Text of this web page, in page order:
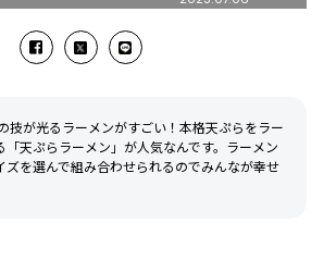
技が光るラーメンがすごい！本格天ぷらをラー
「天ぷらラーメン」が人気なんです。ラーメン
ズを選んで組み合わせられるのでみんなが幸せ